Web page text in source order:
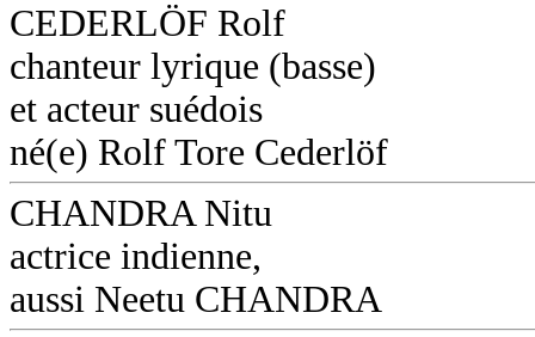
CEDERLÖF Rolf
chanteur lyrique (basse)
et acteur suédois
né(e) Rolf Tore Cederlöf
CHANDRA Nitu
actrice indienne,
aussi Neetu CHANDRA